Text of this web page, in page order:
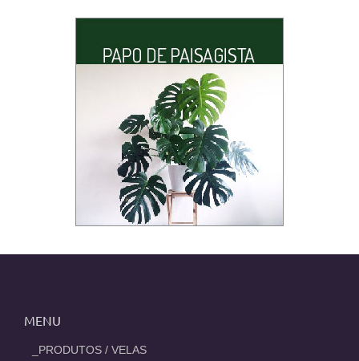
MENU
_PRODUTOS / VELAS